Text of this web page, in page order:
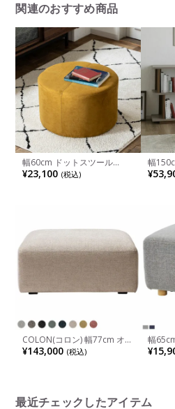
関連のおすすめ商品
幅60cm ドットスツール
COMFORM オットマン フッ
トスツール おしゃれ CRASH
¥23,100 (税込)
幅
ープン
ィスプ
COLON(コロン) 幅77cm オッ
トマン 日本製 店舗 高品質 国
産ソファ 高機能
¥143,000 (税込)
幅
シリー
ソファ
最近チェックしたアイテム